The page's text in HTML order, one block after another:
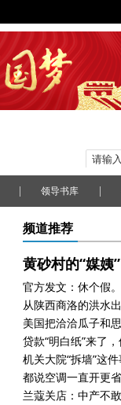
领导书库
频道推荐
黄砂村的“媒姨”
官方发文：休个假
机关大院“拆墙”这
兰蔻关店：中产不